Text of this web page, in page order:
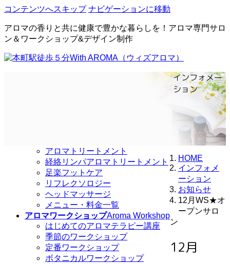
コンテンツへスキップ ナビゲーションに移動
アロマの香りと共に健康で豊かな暮らしを！アロマ専門サロ
ン＆ワークショップ&デザイン制作
アロマトリートメント
経絡リンパアロマトリートメント
足楽フットケア
リフレクソロジー
ヘッドマッサージ
メニュー・料金一覧
アロマワークショップAroma Workshop
はじめてのアロマテラピー講座
季節のワークショップ
定番ワークショップ
ボタニカルワークショップ
インフォメー
ション
HOME
インフォメ
ーション
お知らせ
12月WS★オ
ープンサロ
ン
12月